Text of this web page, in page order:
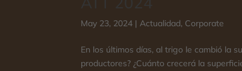
May 23, 2024 |Actualidad, Corporate
En los últimos días, al trigo le cambió la
productores? ¿Cuánto crecerá la